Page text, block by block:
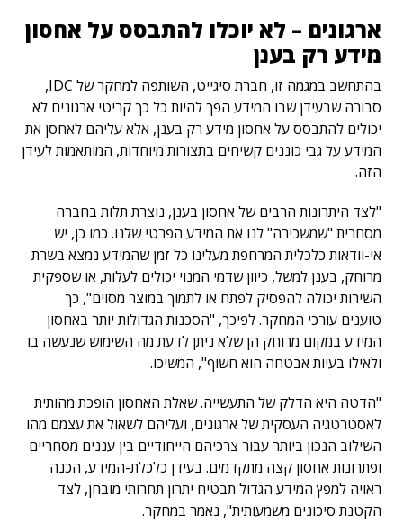
ארגונים – לא יוכלו להתבסס על אחסון
מידע רק בענן
בהתחשב במגמה זו, חברת סיגייט, השותפה למחקר של IDC,
סבורה שבעידן שבו המידע הפך להיות כל כך קריטי ארגונים לא
יכולים להתבסס על אחסון מידע רק בענן, אלא עליהם לאחסן את
המידע על גבי כוננים קשיחים בתצורות מיוחדות, המותאמות לעידן
הזה.
"לצד היתרונות הרבים של אחסון בענן, נוצרת תלות בחברה
מסחרית "שמשכירה" לנו את המידע הפרטי שלנו. כמו כן, יש
אי-וודאות כלכלית המרחפת מעלינו כל זמן שהמידע נמצא בשרת
מרוחק, בענן למשל, כיוון שדמי המנוי יכולים לעלות, או שספקית
השירות יכולה להפסיק לפתח או לתמוך במוצר מסוים", כך
טוענים עורכי המחקר. לפיכך, "הסכנות הגדולות יותר באחסון
המידע במקום מרוחק הן שלא ניתן לדעת מה השימוש שנעשה בו
ולאילו בעיות אבטחה הוא חשוף", המשיכו.
"הדטה היא הדלק של התעשייה. שאלת האחסון הופכת מהותית
לאסטרטגיה העסקית של ארגונים, ועליהם לשאול את עצמם מהו
השילוב הנכון ביותר עבור צרכיהם הייחודיים בין עננים מסחריים
ופתרונות אחסון קצה מתקדמים. בעידן כלכלת-המידע, הכנה
ראויה למפץ המידע הגדול תבטיח יתרון תחרותי מובחן, לצד
הקטנת סיכונים משמעותית", נאמר במחקר.